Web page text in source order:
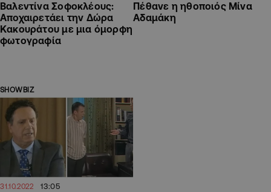
Βαλεντίνα Σοφοκλέους:
Αποχαιρετάει την Δώρα
Κακουράτου με μια όμορφη
φωτογραφία
Πέθανε η ηθοποιός Μίνα
Αδαμάκη
SHOWBIZ
31.10.2022 13:05